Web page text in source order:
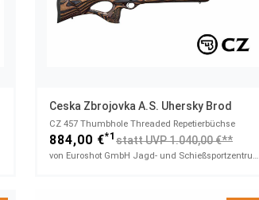
Ceska Zbrojovka A.s. Uhersky Brod
CZ 457 Thumbhole Threaded​ Repetierbüchse
884,00 €*1 statt UVP 1.040,00 €**
von Euroshot GmbH Jagd- und Schießsportzentrum